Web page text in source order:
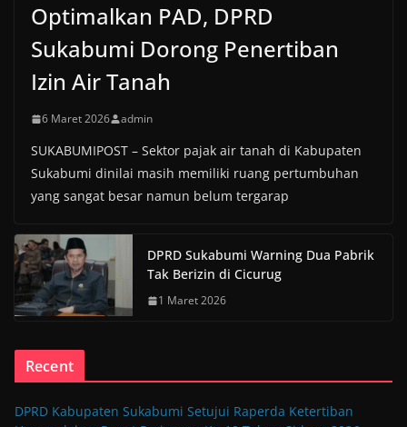
Optimalkan PAD, DPRD
Sukabumi Dorong Penertiban
Izin Air Tanah
6 Maret 2026 admin
SUKABUMIPOST – Sektor pajak air tanah di Kabupaten
Sukabumi dinilai masih memiliki ruang pertumbuhan
yang sangat besar namun belum tergarap
DPRD Sukabumi Warning Dua Pabrik
Tak Berizin di Cicurug
1 Maret 2026
Recent
DPRD Kabupaten Sukabumi Setujui Raperda Ketertiban